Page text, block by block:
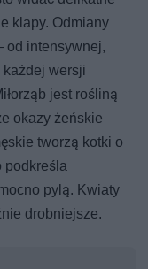
klapy. Odmiany
od intensywnej,
wersji
jest rośliną
okazy żeńskie
tworzą kotki o
podkreśla
pylą. Kwiaty
drobniejsze.